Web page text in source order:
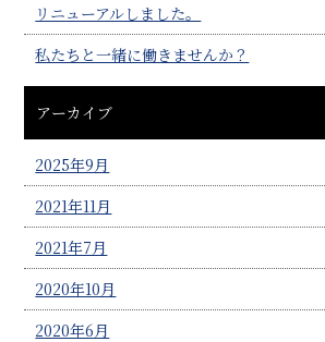
リニューアルしました。
私たちと一緒に働きませんか？
アーカイブ
2025年9月
2021年11月
2021年7月
2020年10月
2020年6月